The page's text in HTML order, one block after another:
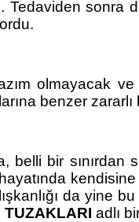
Tedaviden sonra
olmayacak
benzer zararlı
belli bir sınırdan
da yine bu
TUZAKLARI adlı